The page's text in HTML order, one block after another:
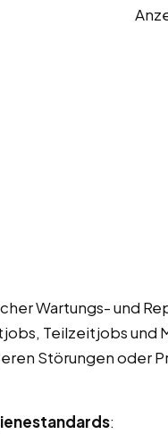
Wartungs- und
Teilzeitjobs und
Störungen oder
: